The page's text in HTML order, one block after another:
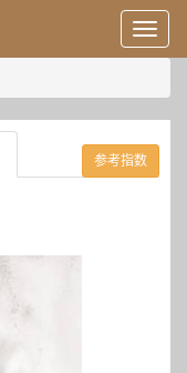
用
户
息/
登
录
等
参考指数